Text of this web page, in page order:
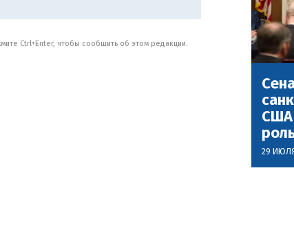
Ctrl+Enter, чтобы сообщить об этом редакции.
США
29